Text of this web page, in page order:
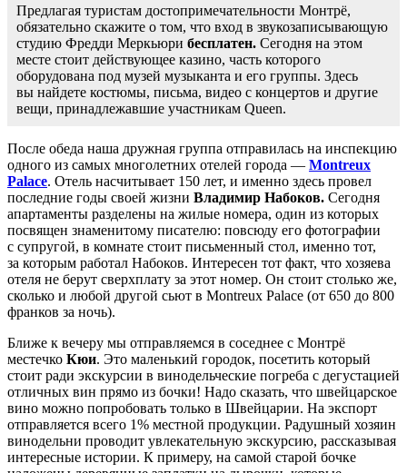
Предлагая туристам достопримечательности Монтрё,
обязательно скажите о том, что вход в звукозаписывающую
студию Фредди Меркьюри бесплатен. Сегодня на этом
месте стоит действующее казино, часть которого
оборудована под музей музыканта и его группы. Здесь
вы найдете костюмы, письма, видео с концертов и другие
вещи, принадлежавшие участникам Queen.
После обеда наша дружная группа отправилась на инспекцию
одного из самых многолетних отелей города — Montreux
Palace. Отель насчитывает 150 лет, и именно здесь провел
последние годы своей жизни Владимир Набоков. Сегодня
апартаменты разделены на жилые номера, один из которых
посвящен знаменитому писателю: повсюду его фотографии
с супругой, в комнате стоит письменный стол, именно тот,
за которым работал Набоков. Интересен тот факт, что хозяева
отеля не берут сверхплату за этот номер. Он стоит столько же,
сколько и любой другой сьют в Montreux Palace (от 650 до 800
франков за ночь).
Ближе к вечеру мы отправляемся в соседнее с Монтрё
местечко Кюи. Это маленький городок, посетить который
стоит ради экскурсии в винодельческие погреба с дегустацией
отличных вин прямо из бочки! Надо сказать, что швейцарское
вино можно попробовать только в Швейцарии. На экспорт
отправляется всего 1% местной продукции. Радушный хозяин
винодельни проводит увлекательную экскурсию, рассказывая
интересные истории. К примеру, на самой старой бочке